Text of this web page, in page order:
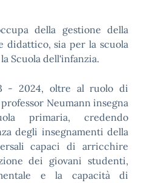
della gestione della
didattico, sia per la scuola
Scuola dell'infanzia.
- 2024, oltre al ruolo di
Neumann insegna
primaria, credendo
degli insegnamenti della
capaci di arricchire
dei giovani studenti,
e la capacità di